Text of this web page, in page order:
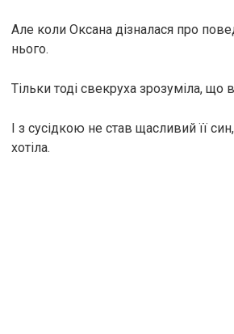
Але коли Оксана дізналася про
нього.
Тільки тоді свекруха зрозуміла, що
І з сусідкою не став щасливий її
хотіла.